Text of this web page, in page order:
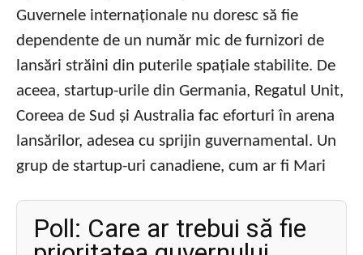
Guvernele internaționale nu doresc să fie
dependente de un număr mic de furnizori de
lansări străini din puterile spațiale stabilite. De
aceea, startup-urile din Germania, Regatul Unit,
Coreea de Sud și Australia fac eforturi în arena
lansărilor, adesea cu sprijin guvernamental. Un
grup de startup-uri canadiene, cum ar fi Mari
Poll: Care ar trebui să fie